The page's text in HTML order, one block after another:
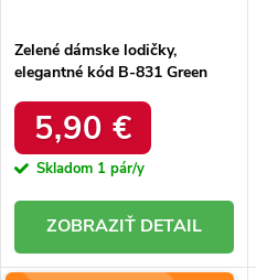
Zelené dámske lodičky,
elegantné kód B-831 Green
5,90 €
Skladom 1 pár/y
DETAIL